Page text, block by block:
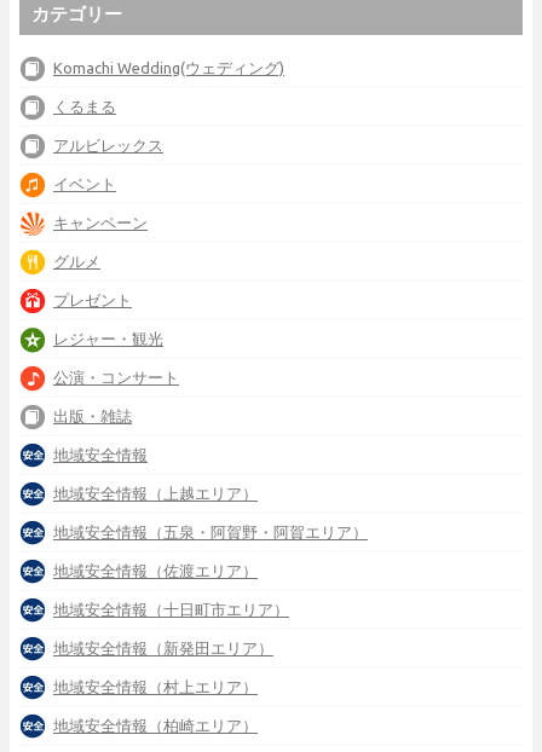
カテゴリー
Komachi Wedding(ウェディング)
くるまる
アルビレックス
イベント
キャンペーン
グルメ
プレゼント
レジャー・観光
公演・コンサート
出版・雑誌
地域安全情報
地域安全情報（上越エリア）
地域安全情報（五泉・阿賀野・阿賀エリア）
地域安全情報（佐渡エリア）
地域安全情報（十日町市エリア）
地域安全情報（新発田エリア）
地域安全情報（村上エリア）
地域安全情報（柏崎エリア）